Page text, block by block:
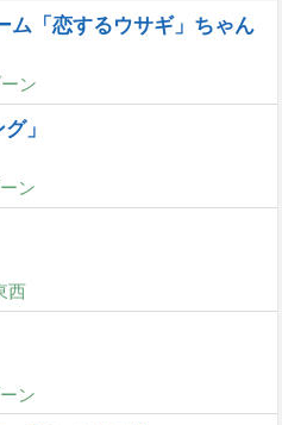
ム「恋するウサギ」ちゃん
ン
」
ン
西
ン